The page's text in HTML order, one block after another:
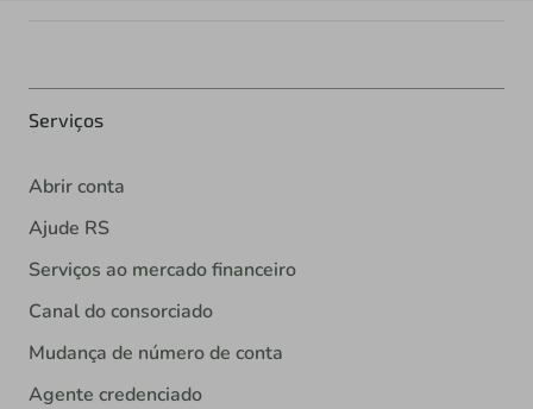
Serviços
Abrir conta
Ajude RS
Serviços ao mercado financeiro
Canal do consorciado
Mudança de número de conta
Agente credenciado